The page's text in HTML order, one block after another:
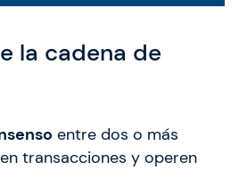
la cadena de
entre dos o más
transacciones y operen